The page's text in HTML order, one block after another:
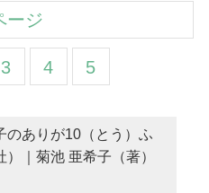
3 4 5
ージ
のありが10（とう）ふ
｜菊池 亜希子（著）